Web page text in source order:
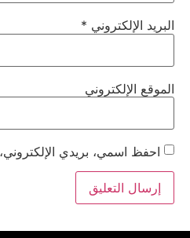
البريد الإلكتروني *
الموقع الإلكتروني
احفظ اسمي، بريدي